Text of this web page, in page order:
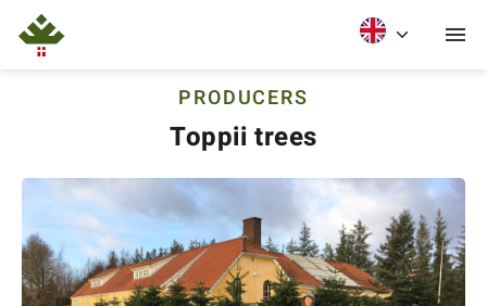
PRODUCERS
Toppii trees